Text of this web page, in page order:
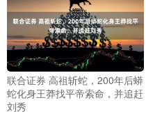
联合证券 高祖斩蛇，200年后蟒
蛇化身王莽找平帝索命，并追赶
刘秀